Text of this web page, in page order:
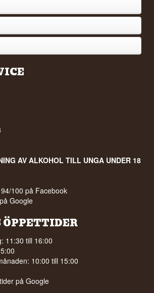
AV ALKOHOL TILL UNGA UNDER 18
100 på Facebook
Google
11:30 till 16:00
10:00 till 15:00
påGoogle